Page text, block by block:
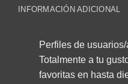
INFORMACIÓN ADICIONAL
Perfiles de
Totalmente a tu
favoritas en hasta